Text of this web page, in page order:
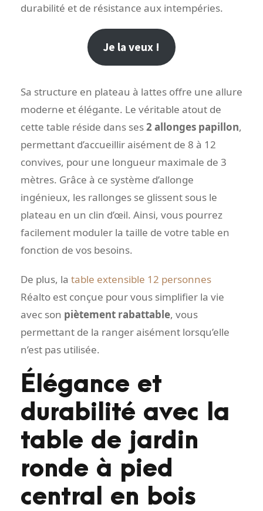
durabilité et de résistance aux intempéries.
Je la veux !
Sa structure en plateau à lattes offre une allure
moderne et élégante. Le véritable atout de
cette table réside dans ses2 allonges papillon,
permettant d’accueillir aisément de 8 à 12
convives, pour une longueur maximale de 3
mètres. Grâce à ce système d’allonge
ingénieux, les rallonges se glissent sous le
plateau en un clin d’œil. Ainsi, vous pourrez
facilement moduler la taille de votre table en
fonction de vos besoins.
De plus, la table extensible 12 personnes
Réalto est conçue pour vous simplifier la vie
avec son piètement rabattable, vous
permettant de la ranger aisément lorsqu’elle
n’est pas utilisée.
Élégance et
durabilité avec la
table de jardin
ronde à pied
central en bois